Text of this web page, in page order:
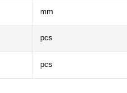
mm
pcs
pcs